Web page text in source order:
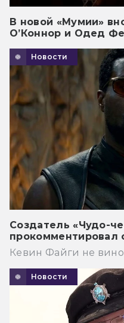
В новой «Мумии»
О’Коннор и Одед
Новости
Создатель «Чудо-
прокомментировал
Кевин Файги не
Новости